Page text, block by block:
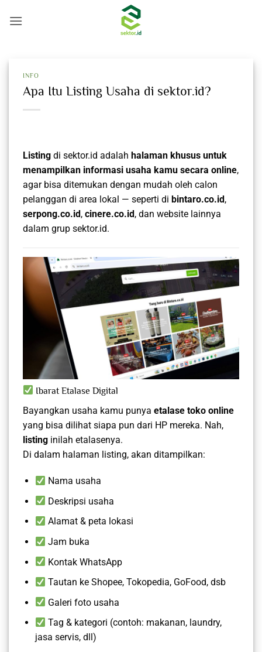
INFO
Apa Itu Listing Usaha di sektor.id?
Listing di sektor.id adalah halaman khusus untuk
menampilkan informasi usaha kamu secara online,
agar bisa ditemukan dengan mudah oleh calon
pelanggan di area lokal — seperti di bintaro.co.id,
serpong.co.id, cinere.co.id, dan website lainnya
dalam grup sektor.id.
Ibarat Etalase Digital
Bayangkan usaha kamu punya etalase toko online
yang bisa dilihat siapa pun dari HP mereka. Nah,
listing inilah etalasenya.
Di dalam halaman listing, akan ditampilkan:
Nama usaha
Deskripsi usaha
Alamat & peta lokasi
Jam buka
Kontak WhatsApp
Tautan ke Shopee, Tokopedia, GoFood, dsb
Galeri foto usaha
Tag & kategori (contoh: makanan, laundry,
jasa servis, dll)